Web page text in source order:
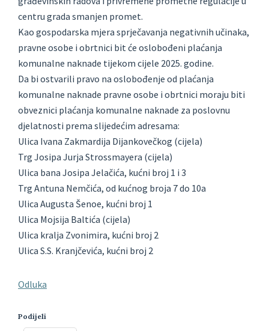
centru grada smanjen promet.
Kao gospodarska mjera sprječavanja negativnih učinaka,
pravne osobe i obrtnici bit će oslobođeni plaćanja
komunalne naknade tijekom cijele 2025. godine.
Da bi ostvarili pravo na oslobođenje od plaćanja
komunalne naknade pravne osobe i obrtnici moraju biti
obveznici plaćanja komunalne naknade za poslovnu
djelatnosti prema slijedećim adresama:
Ulica Ivana Zakmardija Dijankovečkog (cijela)
Trg Josipa Jurja Strossmayera (cijela)
Ulica bana Josipa Jelačića, kućni broj 1 i 3
Trg Antuna Nemčića, od kućnog broja 7 do 10a
Ulica Augusta Šenoe, kućni broj 1
Ulica Mojsija Baltića (cijela)
Ulica kralja Zvonimira, kućni broj 2
Ulica S.S. Kranjčevića, kućni broj 2
Odluka
Podijeli